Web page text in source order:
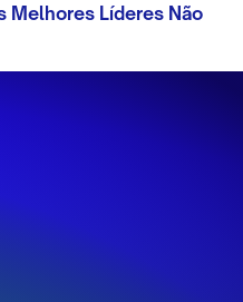
Melhores Líderes Não